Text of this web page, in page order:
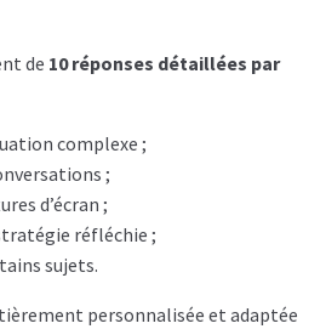
de 10 réponses détaillées par
complexe ;
;
d’écran ;
réfléchie ;
sujets.
personnalisée et adaptée